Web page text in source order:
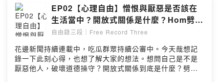
關注：https://www.instagram.com/FRT.JY邀請路人五星
評論留言，聽大家回饋是我錄製的動力~歡迎工商業配贊助
乾爹乾娘聯繫:frt.jy777@gmail.comPowered by
Firstory Hosting
EP02【心理自由】憎恨與厭惡是否該在
生活當中？開放式關係是什麼？Hom劈腿
偷吃真的很渣？
自由錄三段｜Free Record Three
花邊新聞持續連載中，吃瓜群眾持續公審中。今天哉想記
錄一下此刻心得，也想了解大家的想法。想問自己是不是
厭惡他人，破壞道德操守？開放式關係到底是什麼？劈腿